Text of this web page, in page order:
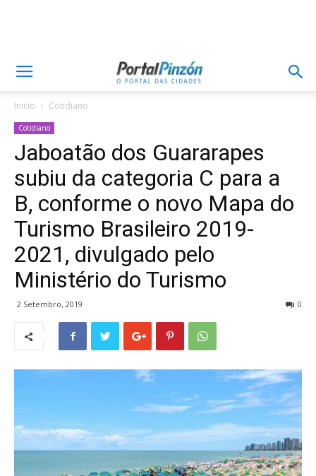
Inicio Cotidiano
Cotidiano
Jaboatão dos Guararapes
subiu da categoria C para a
B, conforme o novo Mapa do
Turismo Brasileiro 2019-
2021, divulgado pelo
Ministério do Turismo
2 Setembro, 2019 0